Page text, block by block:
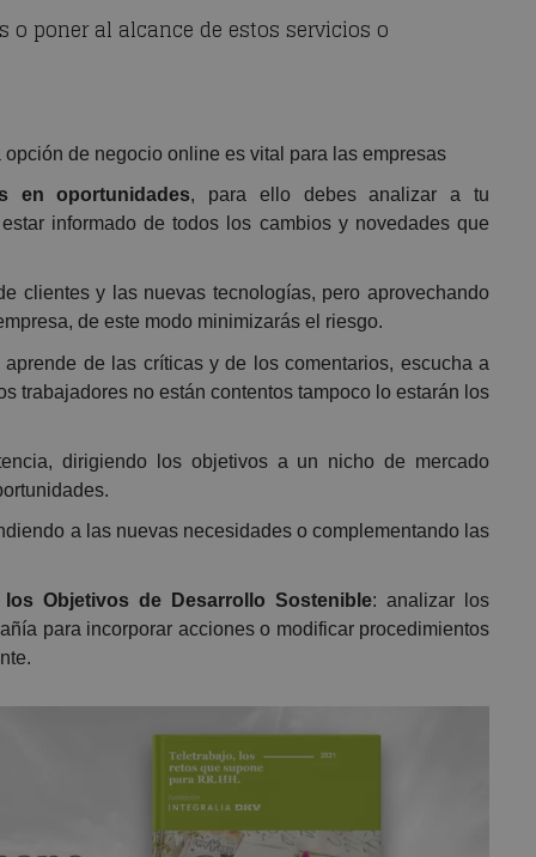
o poner al alcance de estos servicios o
de negocio online es vital para las empresas
en oportunidades, para ello debes analizar a tu
informado de todos los cambios y novedades que
clientes y las nuevas tecnologías, pero aprovechando
de este modo minimizarás el riesgo.
aprende de las críticas y de los comentarios, escucha a
trabajadores no están contentos tampoco lo estarán los
dirigiendo los objetivos a un nicho de mercado
a las nuevas necesidades o complementando las
Objetivos de Desarrollo Sostenible: analizar los
para incorporar acciones o modificar procedimientos